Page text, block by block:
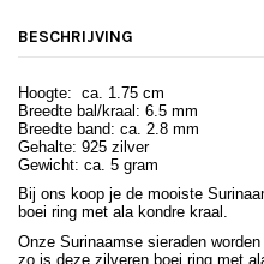
BESCHRIJVING
Hoogte: ca. 1.75 cm
Breedte bal/kraal: 6.5 mm
Breedte band: ca. 2.8 mm
Gehalte: 925 zilver
Gewicht: ca. 5 gram
Bij ons koop je de mooiste
boei ring met ala kondre kraal.
Onze Surinaamse sieraden
zo is deze zilveren boei ring met